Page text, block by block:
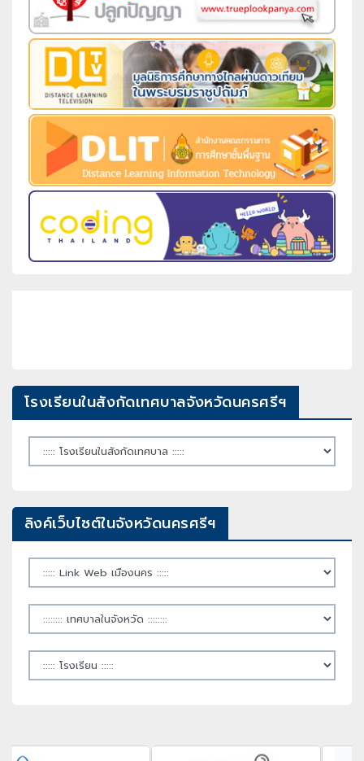
โรงเรียนในสังกัดเทศบาลจังหวัดนครศรีฯ
ลิงค์เว็บไซต์ในจังหวัดนครศรีฯ